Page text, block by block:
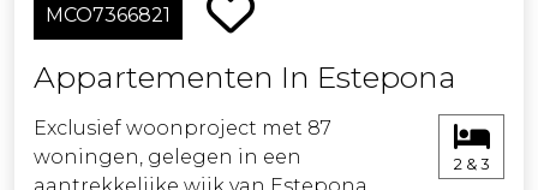
MCO7366821
Appartementen In Estepona
Exclusief woonproject met 87
woningen, gelegen in een
aantrekkelijke wijk van Estepona.
2 & 3